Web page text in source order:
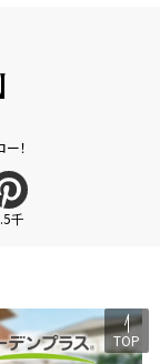
！
千
TOP